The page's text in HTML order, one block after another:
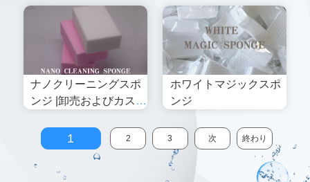
ナノクリーニングスポ
ンジ |卸売およびカスタ
ポンジメーカー
ホワイトマジックスポ
ンジ
1 2 3 次 終わり